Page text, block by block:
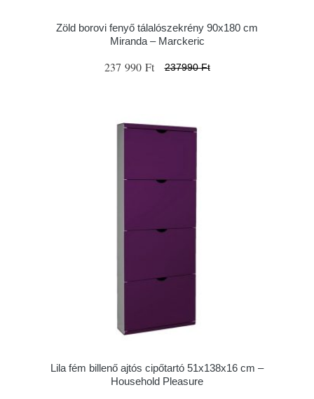
Zöld borovi fenyő tálalószekrény 90x180 cm
Miranda – Marckeric
237 990 Ft 237990 Ft
Lila fém billenő ajtós cipőtartó 51x138x16 cm –
Household Pleasure